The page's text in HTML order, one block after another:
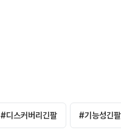
#디스커버리긴팔 #기능성긴팔